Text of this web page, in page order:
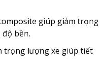
giúp giảm trọng
bền.
trọng lượng xe giúp tiết